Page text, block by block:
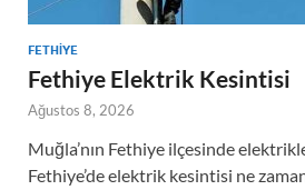
FETHIYE
Fethiye Elektrik Kesintisi
Ağustos 8, 2026
Muğla’nın Fethiye ilçesinde
Fethiye’de elektrik kesintisi ne